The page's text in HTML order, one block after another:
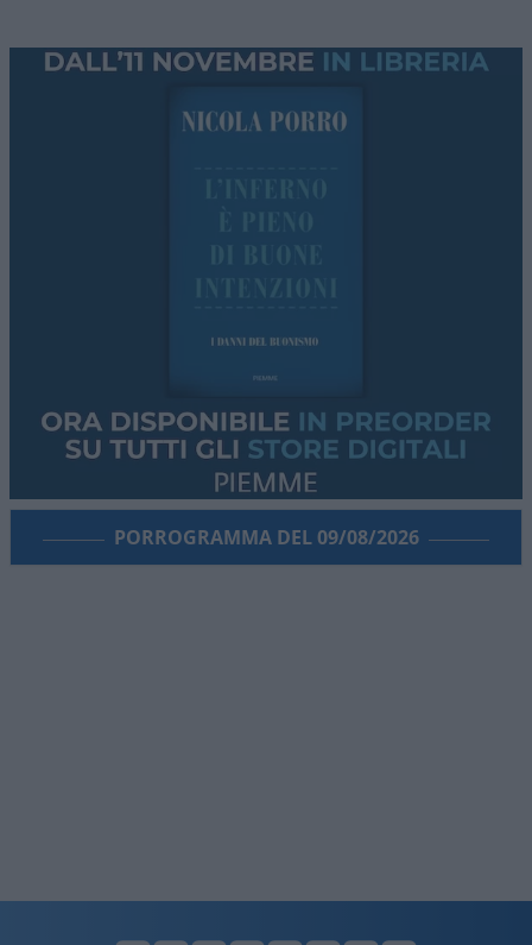
PORROGRAMMA DEL 09/08/2026